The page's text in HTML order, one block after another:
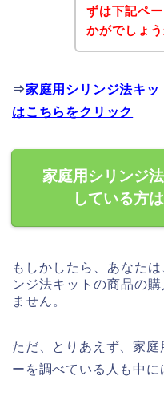
ずは下記ペ
かがでしょう
⇒家庭用シリンジ法キ
はこちらをクリック
家庭用シリンジ
している方
もしかしたら、あなた
ンジ法キットの商品の
ません。
ただ、とりあえず、家庭
ーを調べている人も中に